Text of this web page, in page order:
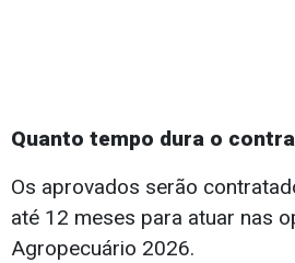
Quanto tempo dura o
Os aprovados serão
até 12 meses para atuar nas
Agropecuário 2026.